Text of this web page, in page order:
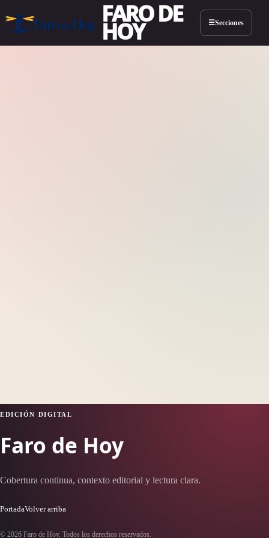
FARO DE
HOY ☰Secciones
EDICIÓN DIGITAL
Faro de Hoy
Cobertura continua, contexto editorial y lectura clara.
PortadaVolver arriba
© 2026 Faro de Hoy. Todos los derechos reservados.